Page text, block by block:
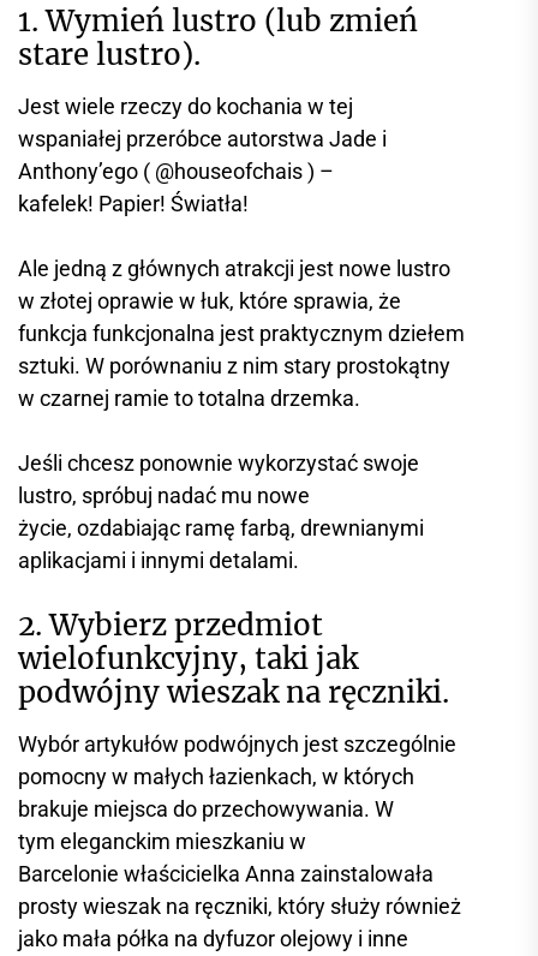
1. Wymień lustro (lub zmień
stare lustro).
Jest wiele rzeczy do kochania w tej
wspaniałej przeróbce autorstwa Jade i
Anthony’ego ( @houseofchais ) –
kafelek! Papier! Światła!
Ale jedną z głównych atrakcji jest nowe lustro
w złotej oprawie w łuk, które sprawia, że ​​
funkcja funkcjonalna jest praktycznym dziełem
sztuki. W porównaniu z nim stary prostokątny
w czarnej ramie to totalna drzemka.
Jeśli chcesz ponownie wykorzystać swoje
lustro, spróbuj nadać mu nowe
życie, ozdabiając ramę farbą, drewnianymi
aplikacjami i innymi detalami.
2. Wybierz przedmiot
wielofunkcyjny, taki jak
podwójny wieszak na ręczniki.
Wybór artykułów podwójnych jest szczególnie
pomocny w małych łazienkach, w których
brakuje miejsca do przechowywania. W
tym eleganckim mieszkaniu w
Barcelonie właścicielka Anna zainstalowała
prosty wieszak na ręczniki, który służy również
jako mała półka na dyfuzor olejowy i inne